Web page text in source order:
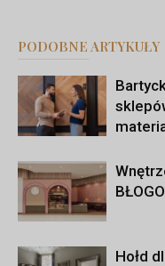
PODOBNE ARTYKUŁY
Hołd